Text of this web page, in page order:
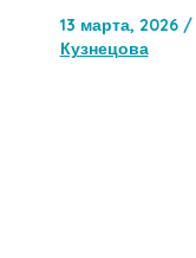
13 марта, 2026 /
Кузнецова